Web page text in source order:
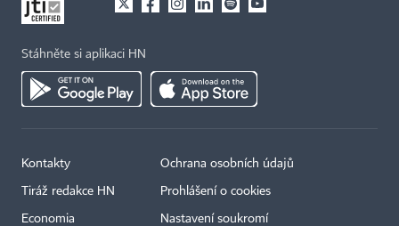
Stáhněte si aplikaci HN
Kontakty
Tiráž redakce HN
Economia
Ochrana osobních údajů
Prohlášení o cookies
Nastavení soukromí